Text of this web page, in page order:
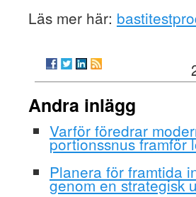
Läs mer här:
Andra inlägg
Varför föredrar
portionssnus framför
Planera för framtida
genom en strategisk